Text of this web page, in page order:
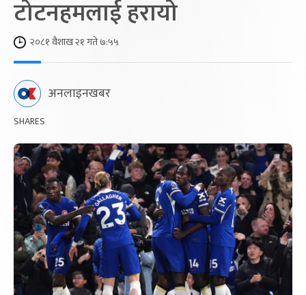
टोटनहमलाई हरायो
२०८१ वैशाख २१ गते ७:५५
अनलाइनखबर
SHARES